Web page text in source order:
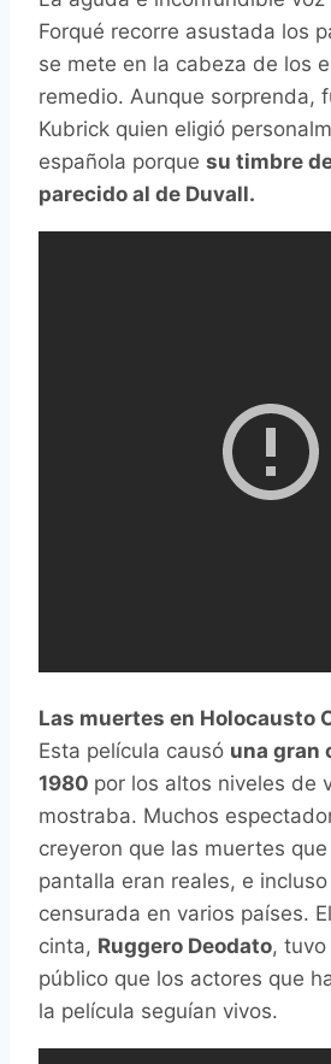
Forqué recorre asustada los
se mete en la cabeza de los
remedio. Aunque sorprenda,
Kubrick quien eligió
española porque su timbre
parecido al de Duvall.
Las muertes en Holocausto
Esta película causó una gran
1980 por los altos niveles de
mostraba. Muchos
creyeron que las muertes
pantalla eran reales, e
censurada en varios países.
cinta, Ruggero Deodato,
público que los actores que
la película seguían vivos.